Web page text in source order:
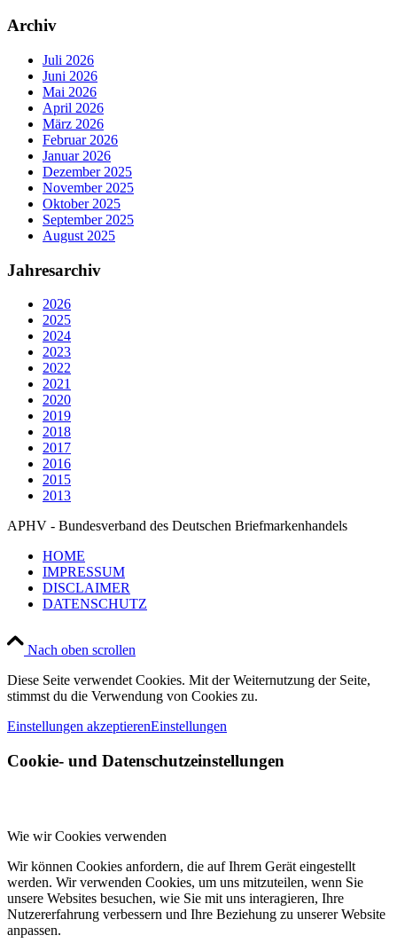
Archiv
Juli 2026
Juni 2026
Mai 2026
April 2026
März 2026
Februar 2026
Januar 2026
Dezember 2025
November 2025
Oktober 2025
September 2025
August 2025
Jahresarchiv
2026
2025
2024
2023
2022
2021
2020
2019
2018
2017
2016
2015
2013
APHV - Bundesverband des Deutschen Briefmarkenhandels
HOME
IMPRESSUM
DISCLAIMER
DATENSCHUTZ
Nach oben scrollen
Diese Seite verwendet Cookies. Mit der Weiternutzung der Seite,
stimmst du die Verwendung von Cookies zu.
Einstellungen akzeptierenEinstellungen
Cookie- und Datenschutzeinstellungen
Wie wir Cookies verwenden
Wir können Cookies anfordern, die auf Ihrem Gerät eingestellt
werden. Wir verwenden Cookies, um uns mitzuteilen, wenn Sie
unsere Websites besuchen, wie Sie mit uns interagieren, Ihre
Nutzererfahrung verbessern und Ihre Beziehung zu unserer Website
anpassen.